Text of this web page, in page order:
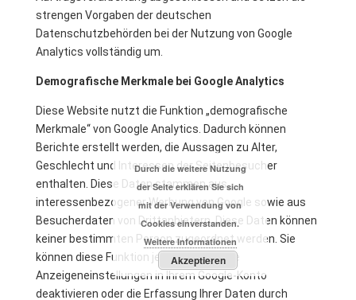
strengen Vorgaben der deutschen
Datenschutzbehörden bei der Nutzung von Google
Analytics vollständig um.
Demografische Merkmale bei Google Analytics
Diese Website nutzt die Funktion „demografische
Merkmale“ von Google Analytics. Dadurch können
Berichte erstellt werden, die Aussagen zu Alter,
Geschlecht und Interessen der Seitenbesucher
enthalten. Diese Daten stammen aus
interessenbezogener Werbung von Google sowie aus
Besucherdaten von Drittanbietern. Diese Daten können
keiner bestimmten Person zugeordnet werden. Sie
können diese Funktion jederzeit über die
Anzeigeneinstellungen in Ihrem Google-Konto
deaktivieren oder die Erfassung Ihrer Daten durch
Durch die weitere Nutzung
der Seite erklären Sie sich
mit der Verwendung von
Cookies einverstanden.
Weitere Informationen
Akzeptieren